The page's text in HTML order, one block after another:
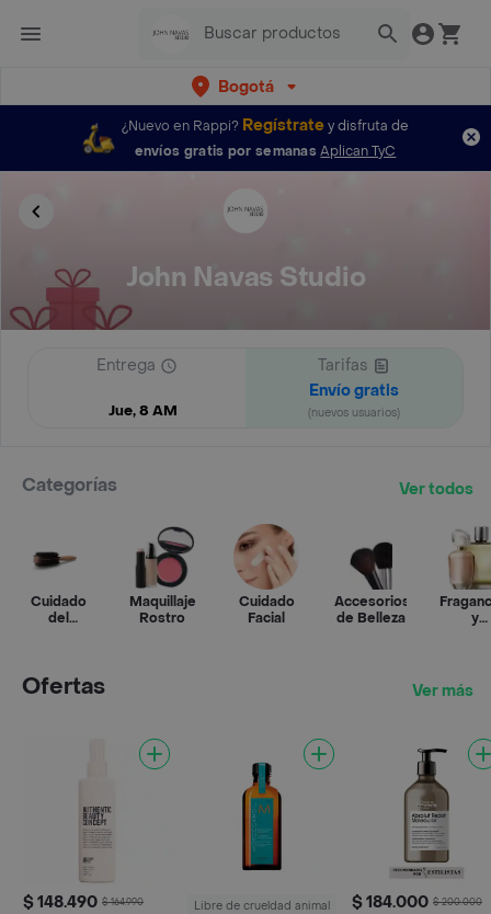
Bogotá
¿Nuevo en Rappi? Regístratey disfruta de
envíos gratis por semanas Aplican TyC
John Navas Studio
Entrega
Jue, 8 AM
Tarifas
Envío gratis
(nuevos usuarios)
Categorías Ver todos
Cuidado
del
Maquillaje
Rostro
Cuidado
Facial
Accesorios
de Belleza
y
Ofertas Ver más
$ 148.490 $ 164.990 Libre de crueldad animal $ 184.000 $ 200.000